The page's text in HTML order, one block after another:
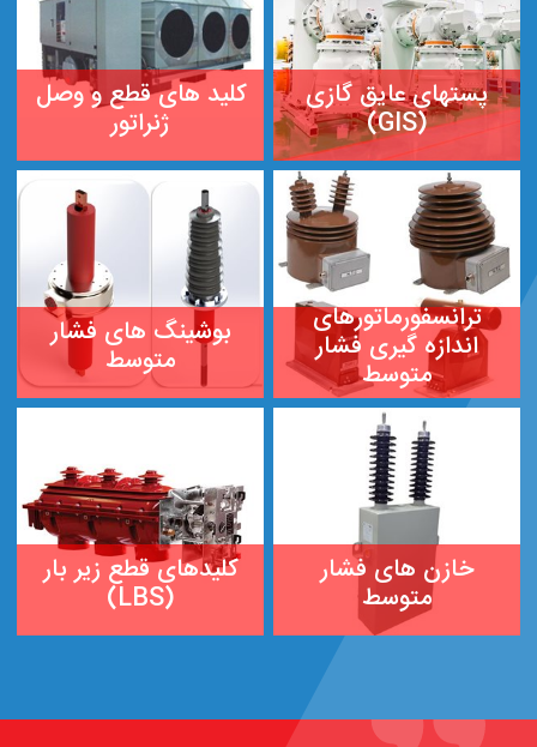
(GIS) ژنراتور
ترانسفورماتورهای
اندازه گیری فشار
متوسط
بوشینگ های فشار
متوسط
خازن های فشار
متوسط
کلیدهای قطع زیر بار
(LBS)